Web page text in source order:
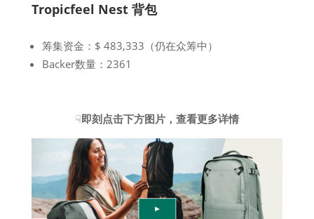
Tropicfeel Nest 背包
筹集资金：$ 483,333（仍在众筹中）
Backer数量：2361
☟即刻点击下方图片，查看更多详情